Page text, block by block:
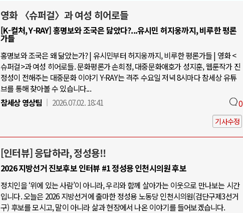
영화 〈슈퍼걸〉과 여성 히어로들
[K-컬처, Y-RAY] 홍명보와 조국은 닮았다?...유시민 허지웅까지, 비루한 평론
가들
홍명보와 조국은 왜 닮았는가? | 유시민부터 허지웅까지, 비루한 평론가들 | 영화 <
슈퍼걸>과 여성 히어로들. 문화평론가 손희정, 대중문화애호가 성지훈, 웹툰작가 진
정성이 전해주는 대중문화 이야기 Y-RAY는 격주 수요일 저녁 8시마다 참세상 유튜
브를 통해 찾아볼 수 있습니다...
참세상 영상팀
2026.07.02. 18:41 0
기사수정
[인터뷰] 응답하라, 정성용!!
2026 지방선거 진보후보 인터뷰 #1 정성용 인천시의원 후보
정치인을 ‘위에 있는 사람’이 아니라, 우리와 함께 살아가는 이웃으로 만나보는 시간
입니다. 오늘은 2026 지방선거에 출마한 정성용 노동당 인천시의원(검단구제3선거
구) 후보를 모시고, 말이 아니라 삶과 현장에서 나온 이야기를 들어보겠습니다.